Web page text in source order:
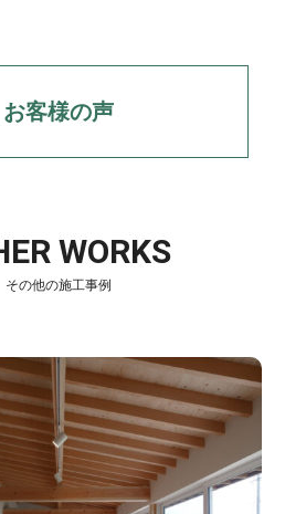
お客様の声
WORKS
その他の施工事例